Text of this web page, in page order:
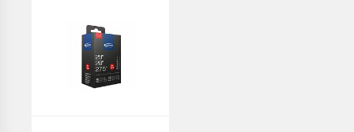
GALUSKOVÝ
VENTILEK
40MM